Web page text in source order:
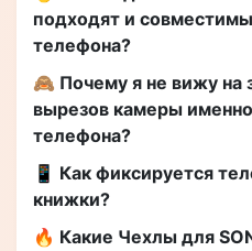
подходят и
телефона?
🙈 Почему я не вижу на
вырезов камеры
телефона?
📱 Как фиксируется
книжки?
🔥 Какие Чехлы для